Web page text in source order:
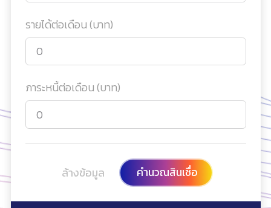
รายได้ต่อเดือน (บาท)
ภาระหนี้ต่อเดือน (บาท)
ล้างข้อมูล คำนวณสินเชื่อ